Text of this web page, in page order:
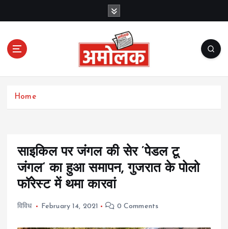
c
Amolak News
Home
साइकिल पर जंगल की सेर ’पेडल टू
जंगल‘ का हुआ समापन, गुजरात के पोलो
फॉरेस्ट में थमा कारवां
विविध February 14, 2021 0 Comments